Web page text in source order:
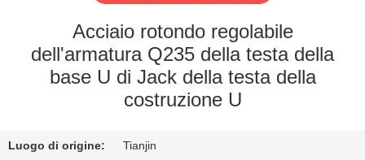
FABBRICA
CONTROLLO
Acciaio rotondo regolabile
dell'armatura Q235 della testa della
base U di Jack della testa della
costruzione U
Luogo di origine: Tianjin